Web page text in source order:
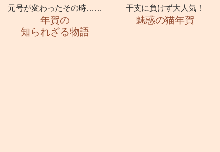
元号が変わったその時……
年賀の
知られざる物語
干支に負けず大人気！
魅惑の猫年賀